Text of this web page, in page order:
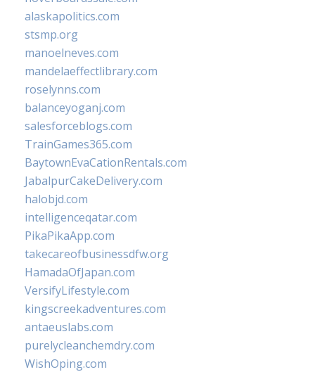
alaskapolitics.com
stsmp.org
manoelneves.com
mandelaeffectlibrary.com
roselynns.com
balanceyoganj.com
salesforceblogs.com
TrainGames365.com
BaytownEvaCationRentals.com
JabalpurCakeDelivery.com
halobjd.com
intelligenceqatar.com
PikaPikaApp.com
takecareofbusinessdfw.org
HamadaOfJapan.com
VersifyLifestyle.com
kingscreekadventures.com
antaeuslabs.com
purelycleanchemdry.com
WishOping.com